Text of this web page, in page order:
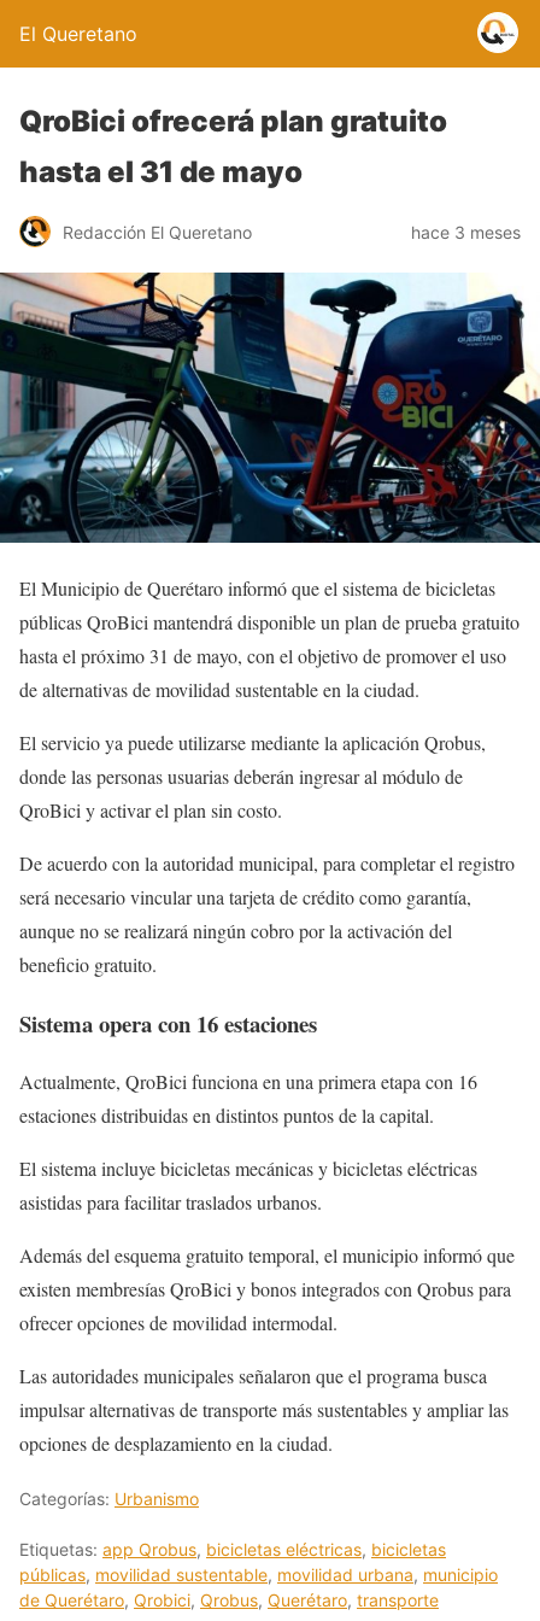
El Queretano
QroBici ofrecerá plan gratuito
hasta el 31 de mayo
Redacción El Queretano hace 3 meses
El Municipio de Querétaro informó que el sistema de bicicletas
públicas QroBici mantendrá disponible un plan de prueba gratuito
hasta el próximo 31 de mayo, con el objetivo de promover el uso
de alternativas de movilidad sustentable en la ciudad.
El servicio ya puede utilizarse mediante la aplicación Qrobus,
donde las personas usuarias deberán ingresar al módulo de
QroBici y activar el plan sin costo.
De acuerdo con la autoridad municipal, para completar el registro
será necesario vincular una tarjeta de crédito como garantía,
aunque no se realizará ningún cobro por la activación del
beneficio gratuito.
Sistema opera con 16 estaciones
Actualmente, QroBici funciona en una primera etapa con 16
estaciones distribuidas en distintos puntos de la capital.
El sistema incluye bicicletas mecánicas y bicicletas eléctricas
asistidas para facilitar traslados urbanos.
Además del esquema gratuito temporal, el municipio informó que
existen membresías QroBici y bonos integrados con Qrobus para
ofrecer opciones de movilidad intermodal.
Las autoridades municipales señalaron que el programa busca
impulsar alternativas de transporte más sustentables y ampliar las
opciones de desplazamiento en la ciudad.
Categorías: Urbanismo
Etiquetas: app Qrobus, bicicletas eléctricas, bicicletas
públicas, movilidad sustentable, movilidad urbana, municipio
de Querétaro, Qrobici, Qrobus, Querétaro, transporte